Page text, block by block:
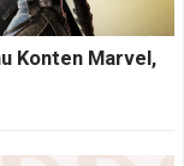
Konten Marvel,